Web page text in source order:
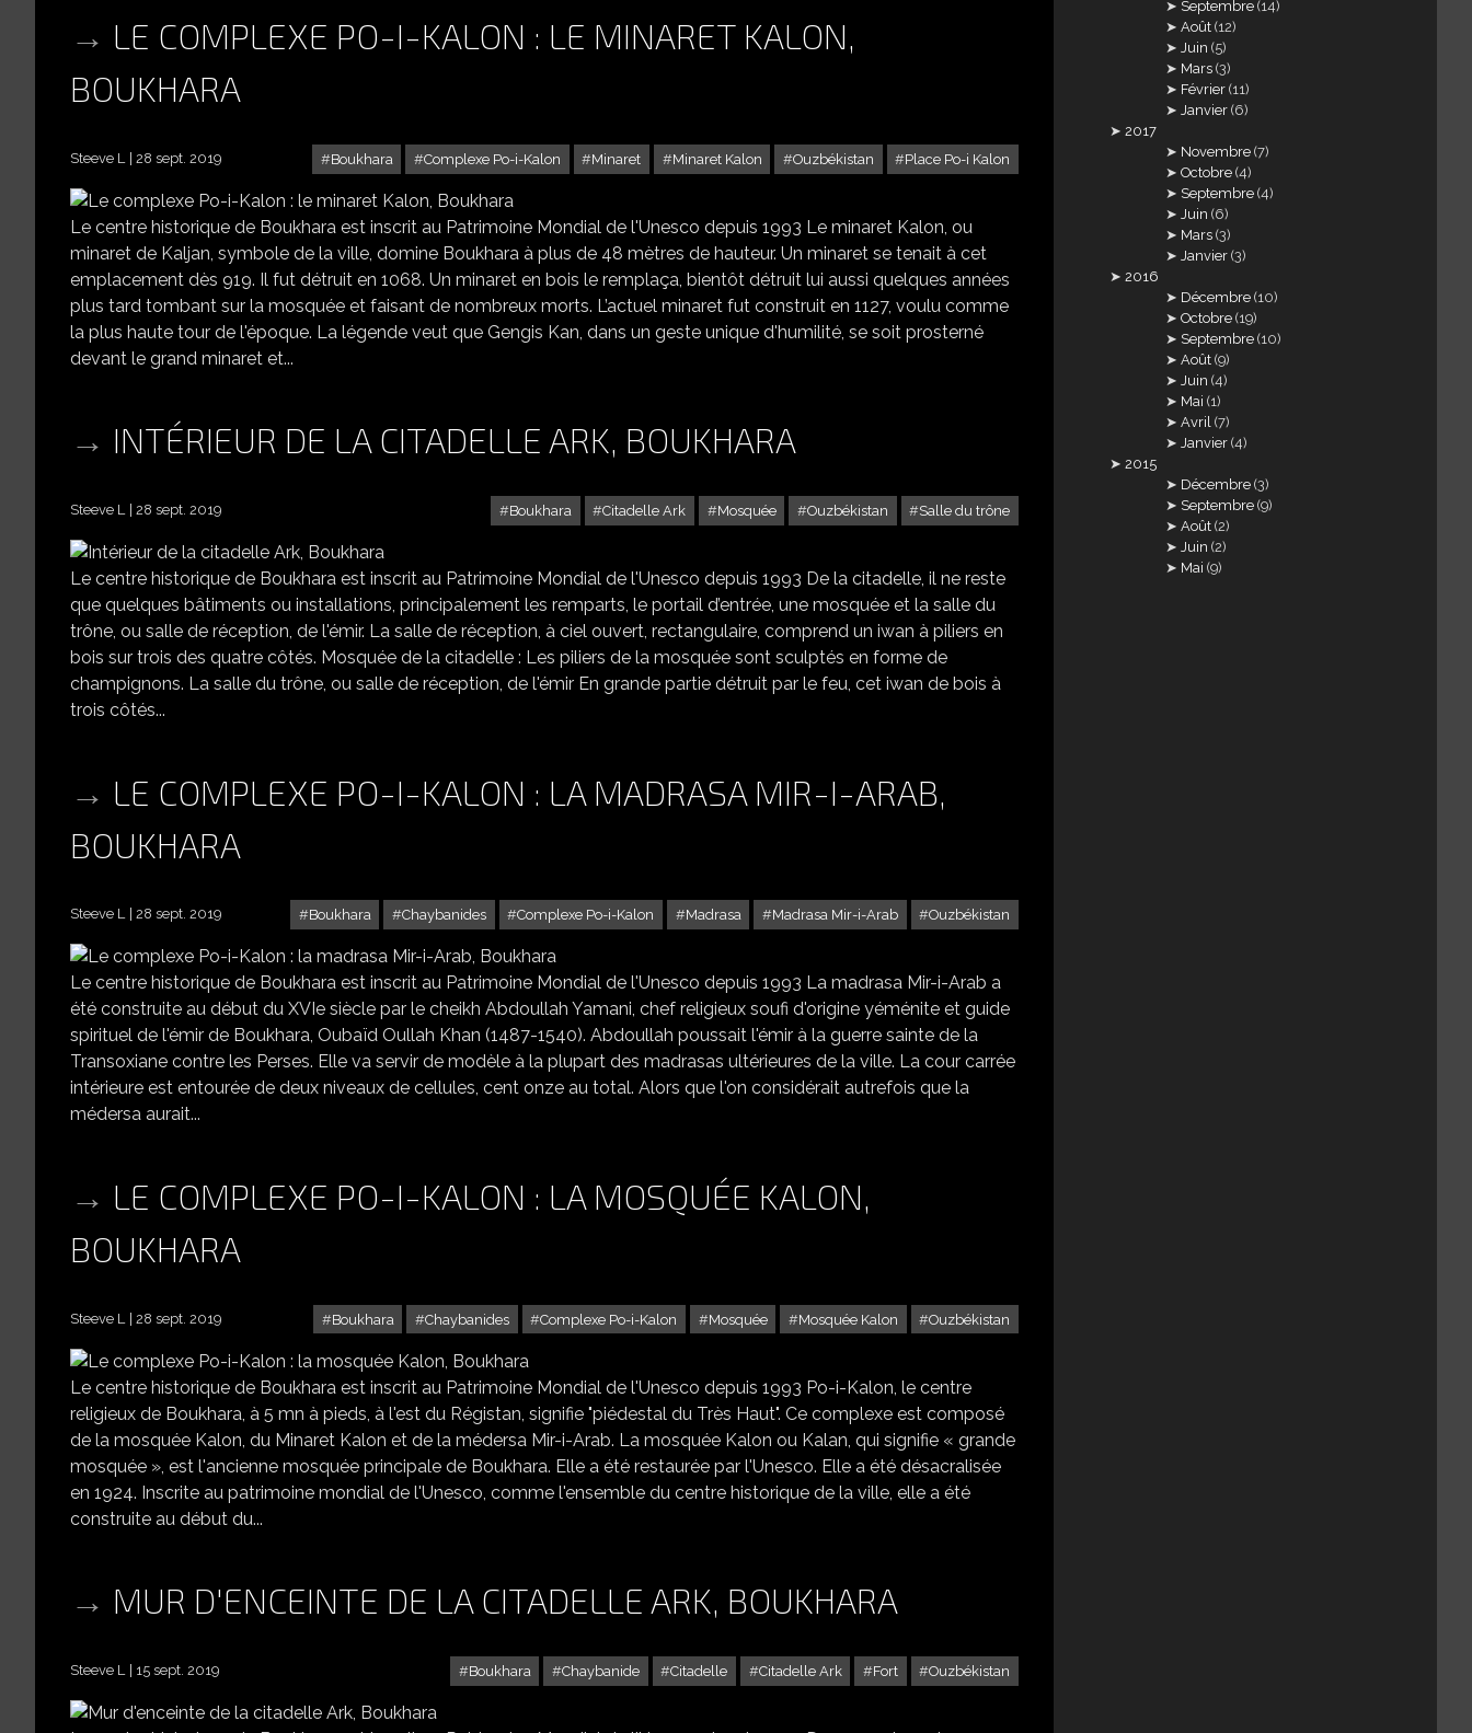
LE COMPLEXE PO-I-KALON : LE MINARET KALON,
BOUKHARA
Boukhara Complexe Po-i-Kalon Minaret Minaret Kalon Ouzbékistan Place Po-i Kalon
Steeve L 28 sept. 2019 LE COMPLEXE PO-I-KALON : LE MINARET KALON, BOUKHARA
Le centre historique de Boukhara est inscrit au Patrimoine Mondial de l'Unesco depuis 1993 Le minaret Kalon, ou
minaret de Kaljan, symbole de la ville, domine Boukhara à plus de 48 mètres de hauteur. Un minaret se tenait à cet
emplacement dès 919. Il fut détruit en 1068. Un minaret en bois le remplaça, bientôt détruit lui aussi quelques années
plus tard tombant sur la mosquée et faisant de nombreux morts. L’actuel minaret fut construit en 1127, voulu comme
la plus haute tour de l'époque. La légende veut que Gengis Kan, dans un geste unique d'humilité, se soit prosterné
devant le grand minaret et...
INTÉRIEUR DE LA CITADELLE ARK, BOUKHARA
Boukhara Citadelle Ark Mosquée Ouzbékistan Salle du trône
Steeve L 28 sept. 2019 INTÉRIEUR DE LA CITADELLE ARK, BOUKHARA
Le centre historique de Boukhara est inscrit au Patrimoine Mondial de l'Unesco depuis 1993 De la citadelle, il ne reste
que quelques bâtiments ou installations, principalement les remparts, le portail d’entrée, une mosquée et la salle du
trône, ou salle de réception, de l'émir. La salle de réception, à ciel ouvert, rectangulaire, comprend un iwan à piliers en
bois sur trois des quatre côtés. Mosquée de la citadelle : Les piliers de la mosquée sont sculptés en forme de
champignons. La salle du trône, ou salle de réception, de l'émir En grande partie détruit par le feu, cet iwan de bois à
trois côtés...
LE COMPLEXE PO-I-KALON : LA MADRASA MIR-I-ARAB,
BOUKHARA
Boukhara Chaybanides Complexe Po-i-Kalon Madrasa Madrasa Mir-i-Arab Ouzbékistan
Steeve L 28 sept. 2019 LE COMPLEXE PO-I-KALON : LA MADRASA MIR-I-ARAB, BOUKHARA
Le centre historique de Boukhara est inscrit au Patrimoine Mondial de l'Unesco depuis 1993 La madrasa Mir-i-Arab a
été construite au début du XVIe siècle par le cheikh Abdoullah Yamani, chef religieux soufi d'origine yéménite et guide
spirituel de l'émir de Boukhara, Oubaïd Oullah Khan (1487-1540). Abdoullah poussait l'émir à la guerre sainte de la
Transoxiane contre les Perses. Elle va servir de modèle à la plupart des madrasas ultérieures de la ville. La cour carrée
intérieure est entourée de deux niveaux de cellules, cent onze au total. Alors que l'on considérait autrefois que la
médersa aurait...
LE COMPLEXE PO-I-KALON : LA MOSQUÉE KALON,
BOUKHARA
Boukhara Chaybanides Complexe Po-i-Kalon Mosquée Mosquée Kalon Ouzbékistan
Steeve L 28 sept. 2019 LE COMPLEXE PO-I-KALON : LA MOSQUÉE KALON, BOUKHARA
Le centre historique de Boukhara est inscrit au Patrimoine Mondial de l'Unesco depuis 1993 Po-i-Kalon, le centre
religieux de Boukhara, à 5 mn à pieds, à l'est du Régistan, signifie "piédestal du Très Haut". Ce complexe est composé
de la mosquée Kalon, du Minaret Kalon et de la médersa Mir-i-Arab. La mosquée Kalon ou Kalan, qui signifie « grande
mosquée », est l'ancienne mosquée principale de Boukhara. Elle a été restaurée par l'Unesco. Elle a été désacralisée
en 1924. Inscrite au patrimoine mondial de l'Unesco, comme l'ensemble du centre historique de la ville, elle a été
construite au début du...
MUR D'ENCEINTE DE LA CITADELLE ARK, BOUKHARA
Boukhara Chaybanide Citadelle Citadelle Ark Fort Ouzbékistan
Steeve L 15 sept. 2019 MUR D'ENCEINTE DE LA CITADELLE ARK, BOUKHARA
Septembre (14)
Août (12)
Juin (5)
Mars (3)
Février (11)
Janvier (6)
2017
Novembre (7)
Octobre (4)
Septembre (4)
Juin (6)
Mars (3)
Janvier (3)
2016
Décembre (10)
Octobre (19)
Septembre (10)
Août (9)
Juin (4)
Mai (1)
Avril (7)
Janvier (4)
2015
Décembre (3)
Septembre (9)
Août (2)
Juin (2)
Mai (9)